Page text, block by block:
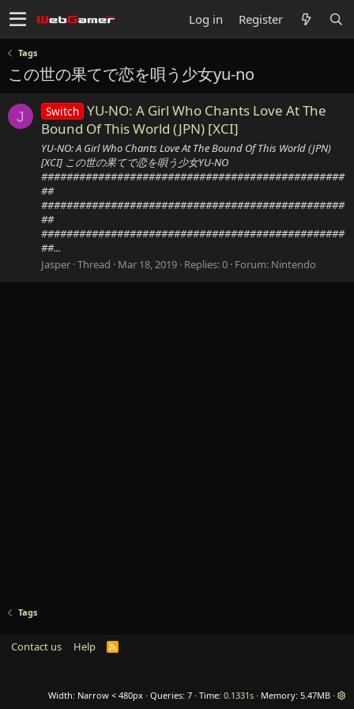
Log in Register
Tags
この世の果てで恋を唄う少女yu-no
J Switch YU-NO: A Girl Who Chants Love At The
Bound Of This World (JPN) [XCI]
YU-NO: A Girl Who Chants Love At The Bound Of This World (JPN)
[XCI] この世の果てで恋を唄う少女YU-NO
################################################
##
################################################
##
################################################
##...
Jasper Thread Mar 18, 2019 Replies: 0 Forum: Nintendo
Tags
Contact us Help
R
Width Queries 7 Time 0.1331s Memory 5.47MB